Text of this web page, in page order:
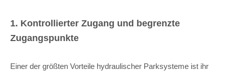
1. Kontrollierter Zugang und begrenzte
Zugangspunkte
Einer der größten Vorteile hydraulischer Parksysteme ist ihr